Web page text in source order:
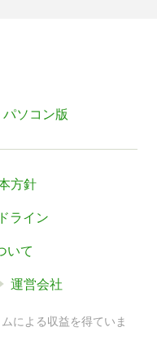
パソコン版
方針
ライン
いて
運営会社
による収益を得ていま